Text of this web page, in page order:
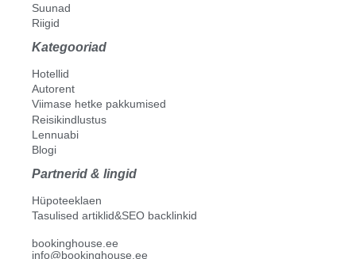
Suunad
Riigid
Kategooriad
Hotellid
Autorent
Viimase hetke pakkumised
Reisikindlustus
Lennuabi
Blogi
Partnerid & lingid
Hüpoteeklaen
Tasulised artiklid&SEO backlinkid
bookinghouse.ee
info@bookinghouse.ee